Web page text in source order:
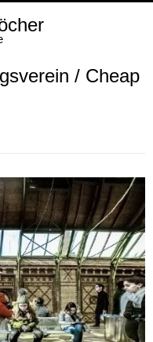
/ Cheap